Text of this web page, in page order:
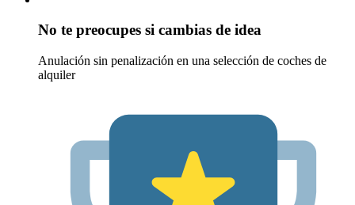
No te preocupes si cambias de idea
Anulación sin penalización en una selección de coches de
alquiler